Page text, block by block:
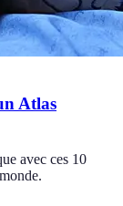
Atlas
avec ces 10